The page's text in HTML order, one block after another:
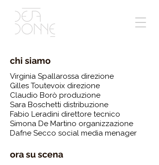
chi siamo
Virginia Spallarossa direzione
Gilles Toutevoix direzione
Claudio Borò produzione
Sara Boschetti distribuzione
Fabio Leradini direttore tecnico
Simona De Martino organizzazione
Dafne Secco social media menager
ora su scena